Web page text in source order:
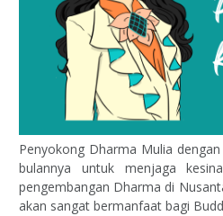
Penyokong Dharma Mulia
bulannya untuk menjaga
pengembangan Dharma di
akan sangat bermanfaat bagi